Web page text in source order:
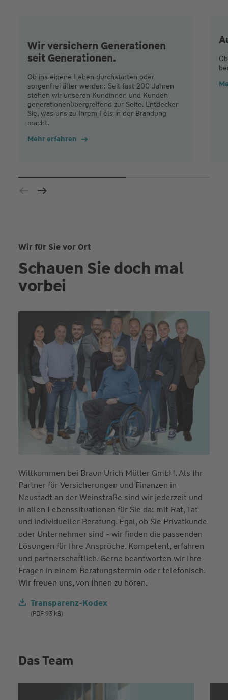
Wir versichern Generationen
seit Generationen.
Ob ins eigene Leben durchstarten oder
sorgenfrei älter werden: Seit fast 200 Jahren
stehen wir unseren Kundinnen und Kunden
generationenübergreifend zur Seite. Entdecken
Sie, was uns zu Ihrem Fels in der Brandung
macht.
Mehr erfahren
Wir für Sie vor Ort
Schauen Sie doch mal
vorbei
Willkommen bei Braun Urich Müller GmbH. Als Ihr
Partner für Versicherungen und Finanzen in
Neustadt an der Weinstraße sind wir jederzeit und
in allen Lebenssituationen für Sie da: mit Rat, Tat
und individueller Beratung. Egal, ob Sie Privatkunde
oder Unternehmer sind - wir finden die passenden
Lösungen für Ihre Ansprüche. Kompetent, erfahren
und partnerschaftlich. Gerne beantworten wir Ihre
Fragen in einem Beratungstermin oder telefonisch.
Wir freuen uns, von Ihnen zu hören.
Transparenz-Kodex
(PDF 93 kB)
Das Team